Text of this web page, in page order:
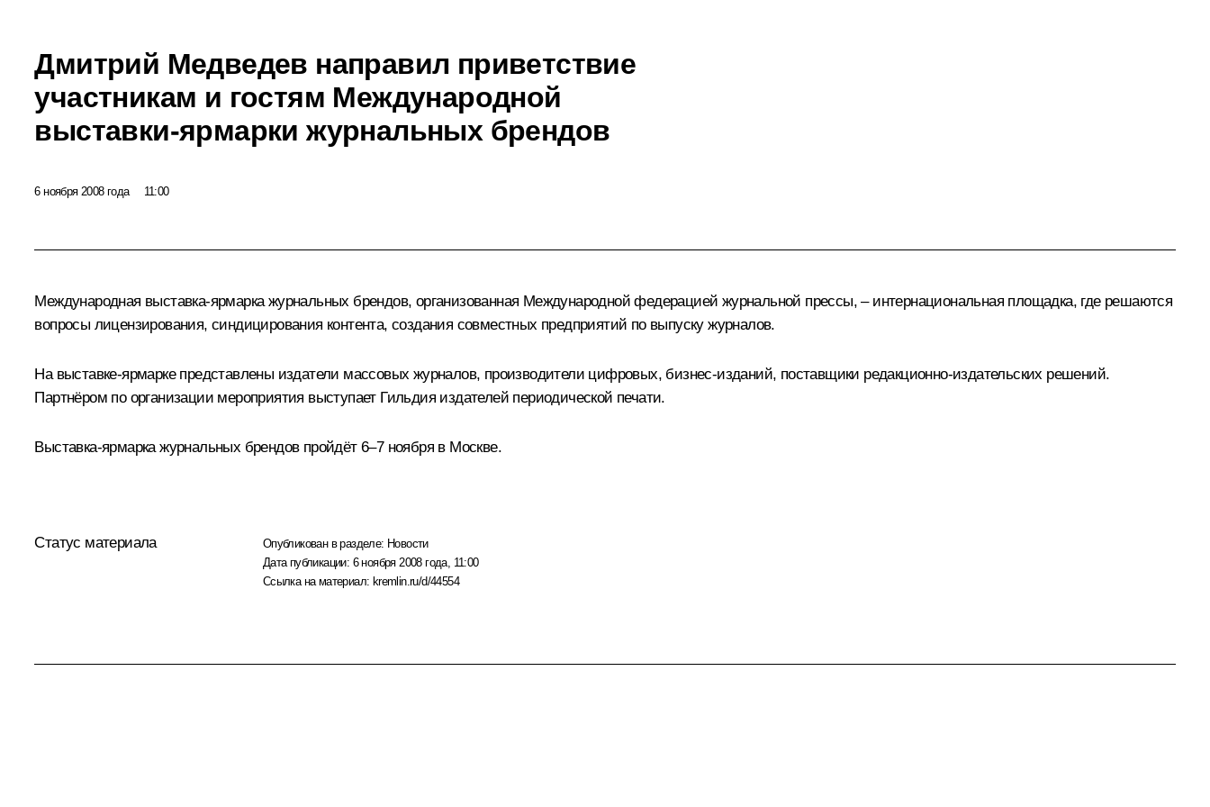
Дмитрий Медведев направил приветствие
участникам и гостям Международной
выставки-ярмарки журнальных брендов
6 ноября 2008 года 11:00
Международная выставка-ярмарка журнальных брендов, организованная Международной федерацией журнальной прессы, – интернациональная площадка, где решаются
вопросы лицензирования, синдицирования контента, создания совместных предприятий по выпуску журналов.
На выставке-ярмарке представлены издатели массовых журналов, производители цифровых, бизнес-изданий, поставщики редакционно-издательских решений.
Партнёром по организации мероприятия выступает Гильдия издателей периодической печати.
Выставка-ярмарка журнальных брендов пройдёт 6–7 ноября в Москве.
Статус материала Опубликован в разделе: Новости
Дата публикации: 6 ноября 2008 года, 11:00
Ссылка на материал: kremlin.ru/d/44554